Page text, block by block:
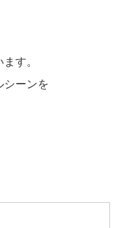
す。
シーンを